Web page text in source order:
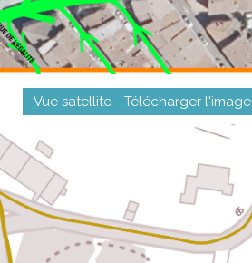
Vue satellite - Télécharger l'image